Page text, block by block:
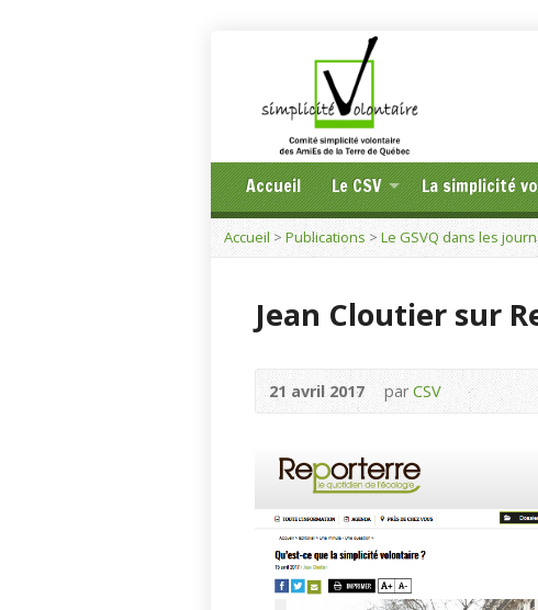
Accueil Le CSV La simplicité
Accueil>Publications >Le GSVQ dans les
Jean Cloutier sur
21 avril 2017 parCSV